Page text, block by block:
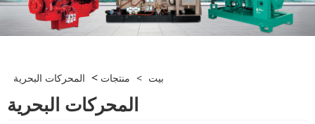
بيت > منتجات > المحركات البحرية
المحركات البحرية